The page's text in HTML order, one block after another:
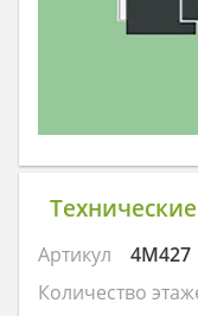
Артикул
4M427
Количество